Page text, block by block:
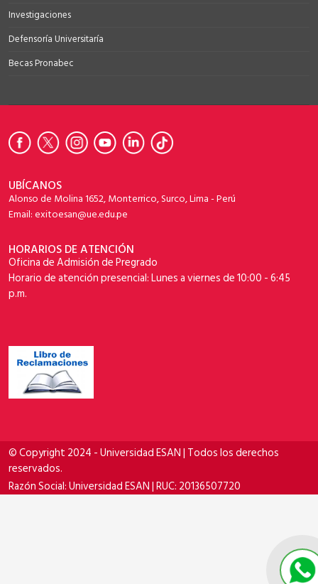
Investigaciones
Defensoría Universitaría
Becas Pronabec
UBÍCANOS
Alonso de Molina 1652, Monterrico, Surco, Lima - Perú
Email: exitoesan@ue.edu.pe
HORARIOS DE ATENCIÓN
Oficina de Admisión de Pregrado
Horario de atención presencial: Lunes a viernes de 10:00 - 6:45
p.m.
© Copyright 2024 - Universidad ESAN | Todos los derechos
reservados.
Razón Social: Universidad ESAN | RUC: 20136507720